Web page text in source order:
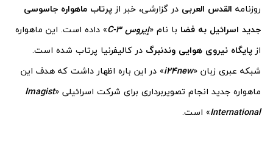
روزنامه القدس العربی در گزارشی، خبر از پرتاب ماهواره جاسوسی
جدید اسرائیل به فضا با نام «إیروس C-3
» داده است. این ماهواره
از پایگاه نیروی هوایی وندنبرگ در کالیفرنیا پرتاب شده است.
شبکه عبری زبان «i24new» در این باره اظهار داشت که هدف این
ماهواره جدید انجام تصویربرداری برای شرکت اسرائیلی «Imagist
International» است.